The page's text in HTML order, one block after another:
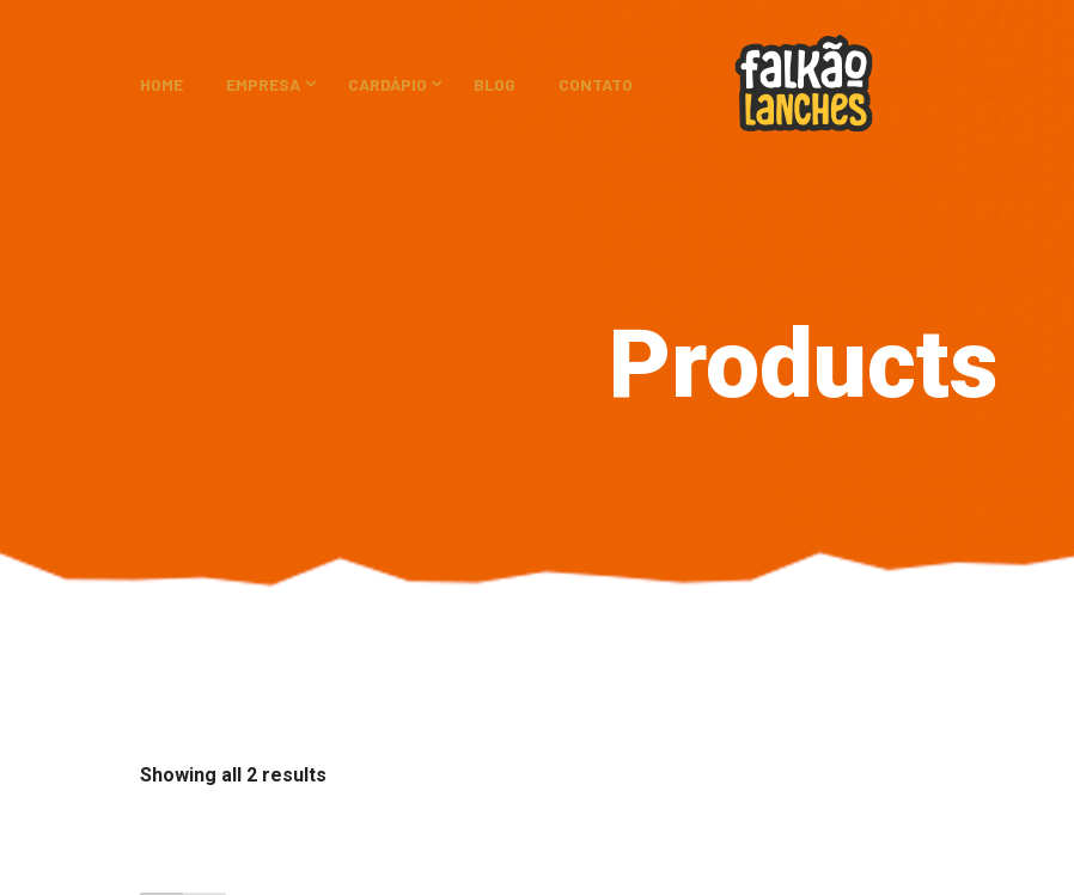
HOME EMPRESA CARDÁPIO BLOG CONTATO
Products
Showing all 2 results